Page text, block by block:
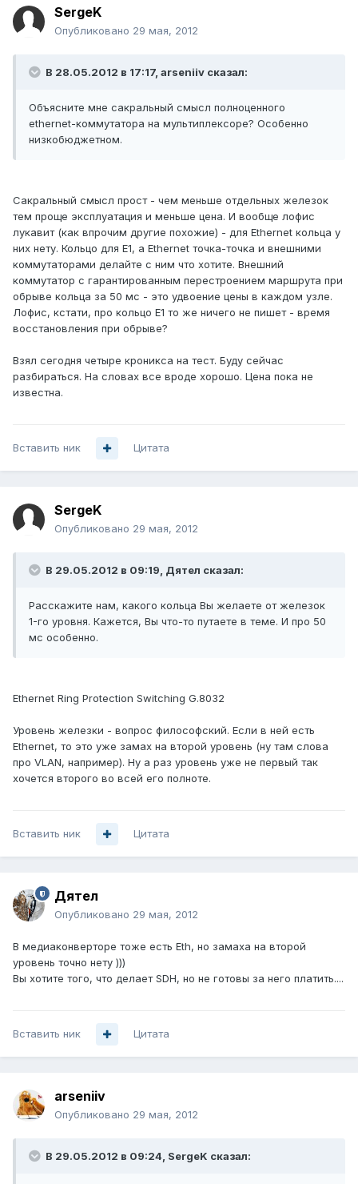
SergeK
Опубликовано 29 мая, 2012
В 28.05.2012 в 17:17, arseniiv сказал:
Объясните мне сакральный смысл полноценного
ethernet-коммутатора на мультиплексоре? Особенно
низкобюджетном.
Сакральный смысл прост - чем меньше отдельных железок
тем проще эксплуатация и меньше цена. И вообще лофис
лукавит (как впрочим другие похожие) - для Ethernet кольца у
них нету. Кольцо для Е1, а Ethernet точка-точка и внешними
коммутаторами делайте с ним что хотите. Внешний
коммутатор с гарантированным перестроением маршрута при
обрыве кольца за 50 мс - это удвоение цены в каждом узле.
Лофис, кстати, про кольцо E1 то же ничего не пишет - время
восстановления при обрыве?
Взял сегодня четыре кроникса на тест. Буду сейчас
разбираться. На словах все вроде хорошо. Цена пока не
известна.
Вставить ник Цитата
SergeK
Опубликовано 29 мая, 2012
В 29.05.2012 в 09:19, Дятел сказал:
Расскажите нам, какого кольца Вы желаете от железок
1-го уровня. Кажется, Вы что-то путаете в теме. И про 50
мс особенно.
Ethernet Ring Protection Switching G.8032
Уровень железки - вопрос философский. Если в ней есть
Ethernet, то это уже замах на второй уровень (ну там слова
про VLAN, например). Ну а раз уровень уже не первый так
хочется второго во всей его полноте.
Вставить ник Цитата
Дятел
Опубликовано 29 мая, 2012
В медиаконверторе тоже есть Eth, но замаха на второй
уровень точно нету )))
Вы хотите того, что делает SDH, но не готовы за него платить....
Вставить ник Цитата
arseniiv
Опубликовано 29 мая, 2012
В 29.05.2012 в 09:24, SergeK сказал: